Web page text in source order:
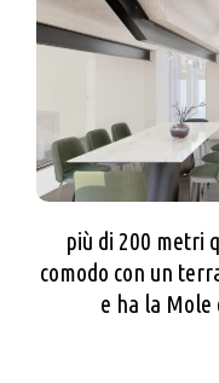
più di 200 metri
comodo con un
e ha la Mole